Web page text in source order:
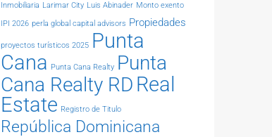
Inmobiliaria Larimar City Luis Abinader Monto exento
IPI 2026 perla global capital advisors Propiedades
proyectos turísticos 2025 Punta
Cana Punta Cana Realty Punta
Cana Realty RD Real
Estate Registro de Titulo
República Dominicana